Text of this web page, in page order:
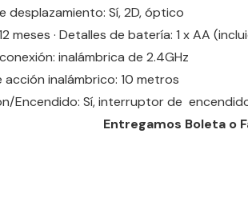
desplazamiento: Sí, 2D, óptico
meses · Detalles de batería: 1 x AA
inalámbrica de 2.4GHz
acción inalámbrico: 10 metros
Encendido: Sí, interruptor de
Entregamos Boleta o